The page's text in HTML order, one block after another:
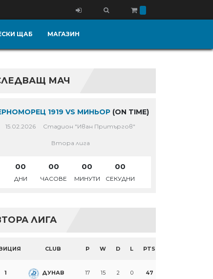
ЩАБ МАГАЗИН
МАЧ
1919 VS МИНЬОР (ON TIME)
15.02.2026 Стадион "Иван Притъргов"
Втора лига
00
ДНИ
00
ЧАСОВЕ
00
МИНУТИ
00
СЕКУДНИ
ЛИГА
CLUB P W D L PTS
1 ДУНАВ 17 15 2 0 47